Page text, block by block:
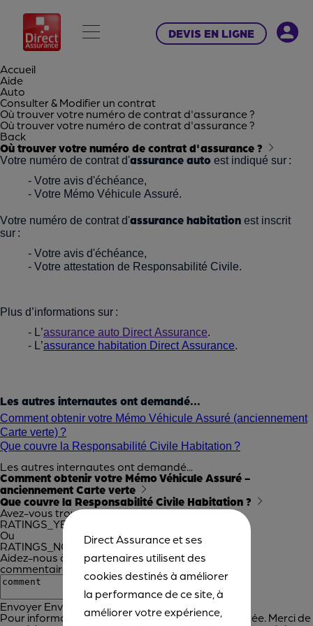
DEVIS EN LIGNE
Accueil
Aide
Auto
Consulter & Modifier un contrat
Où trouver votre numéro de contrat d'assurance ?
Où trouver votre numéro de contrat d'assurance ?
Back
Où trouver votre numéro de contrat d'assurance ?
Votre numéro de contrat d'assurance auto est indiqué sur :
- Votre avis d'échéance,
- Votre Mémo Véhicule Assuré.
Votre numéro de contrat d'assurance habitation est inscrit
sur :
- Votre avis d'échéance,
- Votre attestation de Responsabilité Civile.
Plus d’informations sur :
- L’assurance auto Direct Assurance.
- L’assurance habitation Direct Assurance.
Les autres internautes ont demandé...
Comment obtenir votre Mémo Véhicule Assuré (anciennement
Carte verte) ?
Que couvre la Responsabilité Civile Habitation ?
Les autres internautes ont demandé...
Comment obtenir votre Mémo Véhicule Assuré -
anciennement Carte verte
Que couvre la Responsabilité Civile Habitation ?
Avez-vous trouvé cet article utile ?
RATINGS_YES
Ou
RATINGS_NO
RATINGS_NO
Aidez-nous à améliorer cet outil en laissant votre
commentaire :
Envoyer Envoyer
Pour information, aucune réponse ne sera apportée. Merci de
Direct Assurance et ses
partenaires utilisent des
cookies destinés à améliorer
la performance de ce site, à
améliorer votre expérience,